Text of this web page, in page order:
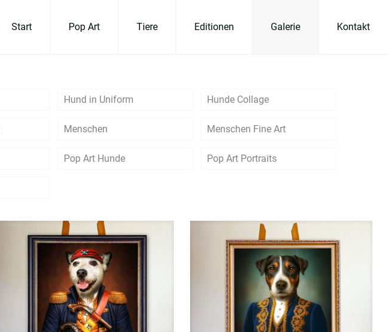
Start Pop Art Tiere Editionen Galerie Kontakt
Hund in Uniform Hunde Collage
Menschen Menschen Fine Art
Pop Art Hunde Pop Art Portraits